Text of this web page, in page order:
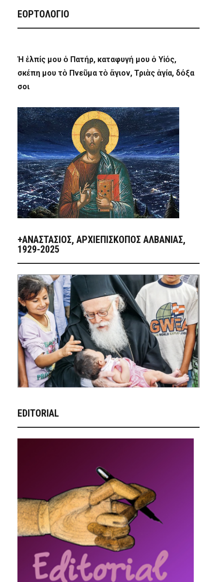
ΕΟΡΤΟΛΟΓΙΟ
Ἡ ἐλπίς μου ὁ Πατήρ, καταφυγή μου ὁ Υἱός,
σκέπη μου τὸ Πνεῦμα τὸ ἅγιον, Τριὰς ἁγία, δόξα
σοι
+ΑΝΑΣΤΆΣΙΟΣ, ΑΡΧΙΕΠΊΣΚΟΠΟΣ ΑΛΒΑΝΊΑΣ,
1929-2025
EDITORIAL